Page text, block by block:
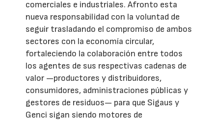
comerciales e industriales. Afronto esta
nueva responsabilidad con la voluntad de
seguir trasladando el compromiso de ambos
sectores con la economía circular,
fortaleciendo la colaboración entre todos
los agentes de sus respectivas cadenas de
valor —productores y distribuidores,
consumidores, administraciones públicas y
gestores de residuos— para que Sigaus y
Genci sigan siendo motores de